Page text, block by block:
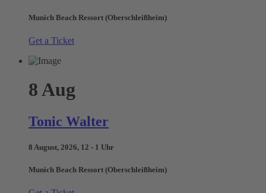
Munich Beach Ressort (Oberschleißheim)
Get a Ticket
8Aug
Tonic Walter
8 August, 2026, 12 - 1 Uhr
Munich Beach Ressort (Oberschleißheim)